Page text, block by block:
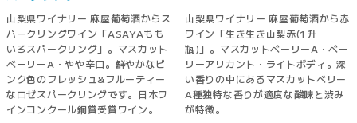
山梨県ワイナリー 麻屋葡萄酒からス
パークリングワイン「ASAYAもも
いろスパークリング」。マスカット
ベーリーA・やや辛口。鮮やかなピ
ンク色のフレッシュ&フルーティー
なロゼスパークリングです。日本ワ
インコンクール銅賞受賞ワイン。
山梨県ワイナリー 麻屋葡萄酒から赤
ワイン「生き生き山梨赤(1升
瓶)」。マスカットベーリーA・ベー
リーアリカント・ライトボディ。深
い香りの中にあるマスカットベリー
A種独特な香りが適度な酸味と渋み
が特徴。